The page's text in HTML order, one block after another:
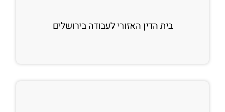
בית הדין האזורי לעבודה בירושלים